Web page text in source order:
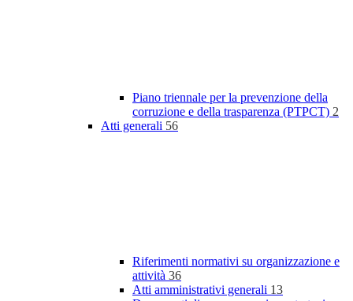
Piano triennale per la prevenzione della
corruzione e della trasparenza (PTPCT) 2
Atti generali 56
Riferimenti normativi su organizzazione e
attività 36
Atti amministrativi generali 13